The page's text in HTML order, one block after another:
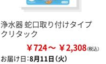
浄水器 蛇口取り付けタイプ
クリタック
￥724 ￥2,308
お届け日：8月11日（火）